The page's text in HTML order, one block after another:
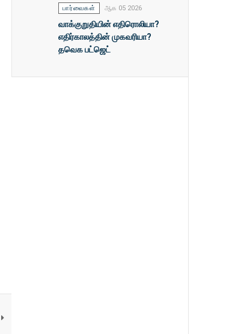
பார்வைகள் ஆக 05 2026
வாக்குறுதியின் எதிரொலியா?
எதிர்காலத்தின் முகவரியா?
தவெக பட்ஜெட்